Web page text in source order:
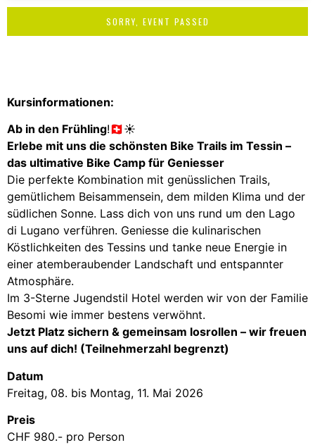
SORRY, EVENT PASSED
Kursinformationen:
Ab in den Frühling!🇨🇭☀️
Erlebe mit uns die schönsten Bike Trails im Tessin –
das ultimative Bike Camp für Geniesser
Die perfekte Kombination mit genüsslichen Trails,
gemütlichem Beisammensein, dem milden Klima und der
südlichen Sonne. Lass dich von uns rund um den Lago
di Lugano verführen. Geniesse die kulinarischen
Köstlichkeiten des Tessins und tanke neue Energie in
einer atemberaubender Landschaft und entspannter
Atmosphäre.
Im 3-Sterne Jugendstil Hotel werden wir von der Familie
Besomi wie immer bestens verwöhnt.
Jetzt Platz sichern & gemeinsam losrollen – wir freuen
uns auf dich! (Teilnehmerzahl begrenzt)
Datum
Freitag, 08. bis Montag, 11. Mai 2026
Preis
CHF 980.- pro Person